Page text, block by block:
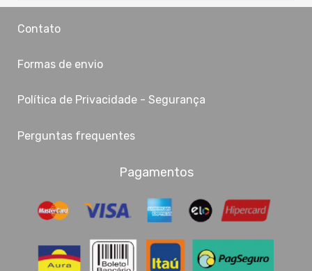
Contato
Formas de envio
Política de Privacidade - Segurança
Perguntas frequentes
Pagamentos